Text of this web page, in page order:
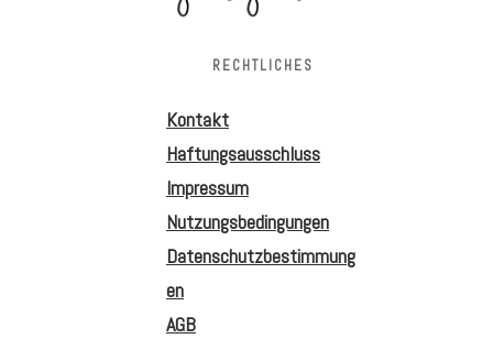
RECHTLICHES
Kontakt
Haftungsausschluss
Impressum
Nutzungsbedingungen
Datenschutzbestimmung
en
AGB